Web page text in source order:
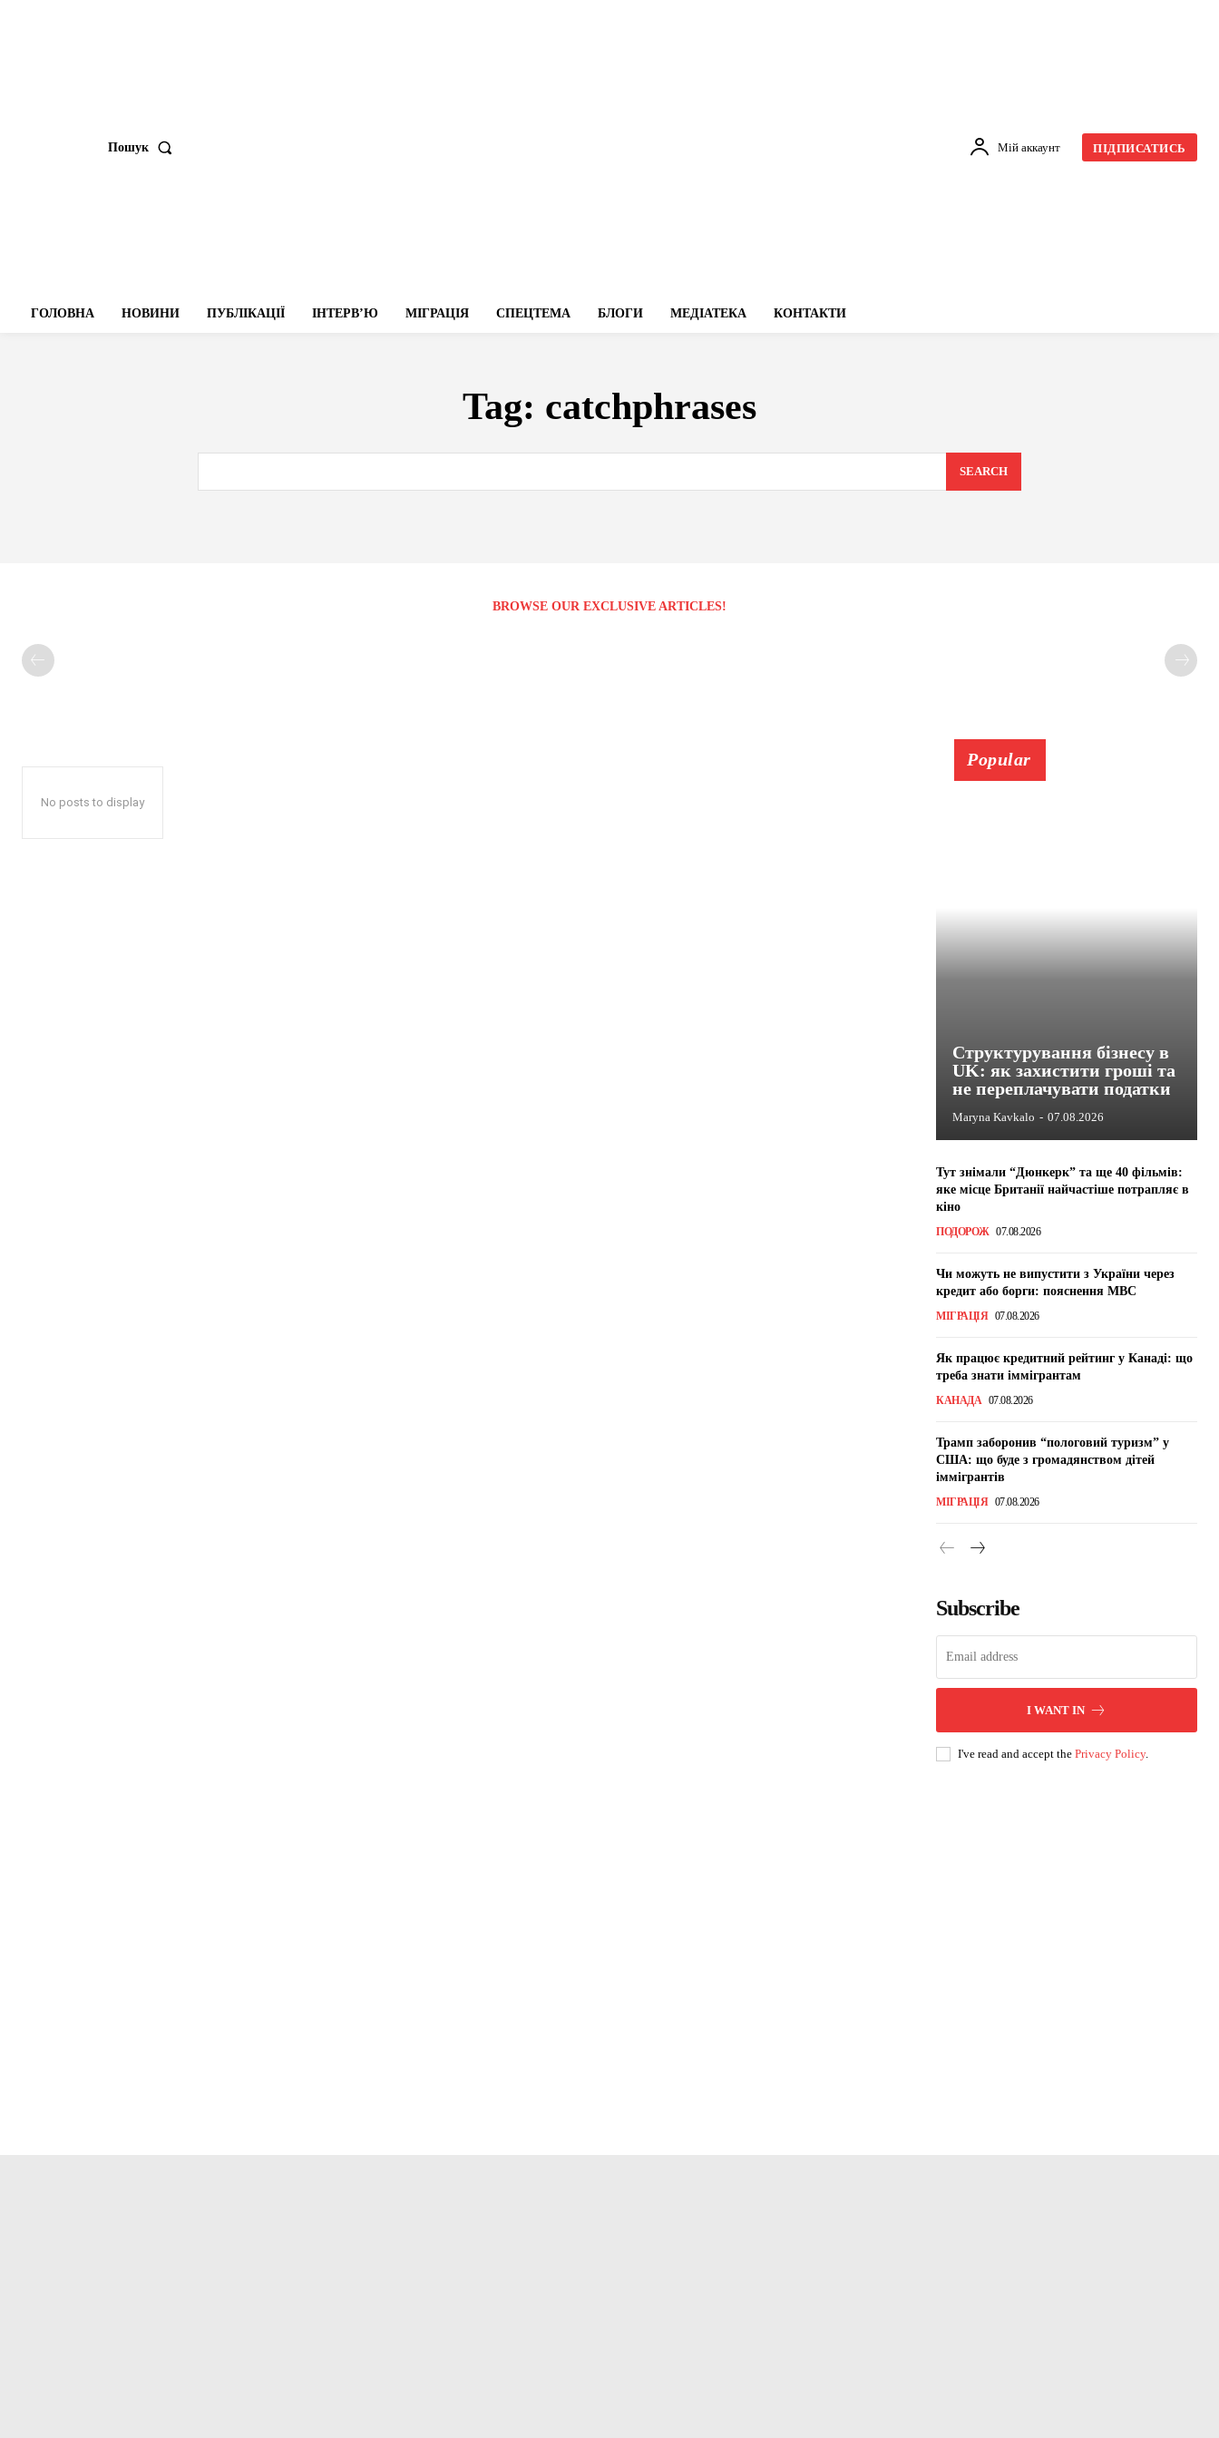
Пошук Мій аккаунт ПІДПИСАТИСЬ
ГОЛОВНА НОВИНИ ПУБЛІКАЦІЇ ІНТЕРВʼЮ МІГРАЦІЯ СПЕЦТЕМА БЛОГИ МЕДІАТЕКА КОНТАКТИ
Tag: catchphrases
SEARCH
BROWSE OUR EXCLUSIVE ARTICLES!
No posts to display
Popular
Структурування бізнесу в
UK: як захистити гроші та
не переплачувати податки
Maryna Kavkalo - 07.08.2026
Тут знімали “Дюнкерк” та ще 40 фільмів:
яке місце Британії найчастіше потрапляє в
кіно
ПОДОРОЖ 07.08.2026
Чи можуть не випустити з України через
кредит або борги: пояснення МВС
МІГРАЦІЯ 07.08.2026
Як працює кредитний рейтинг у Канаді: що
треба знати іммігрантам
КАНАДА 07.08.2026
Трамп заборонив “пологовий туризм” у
США: що буде з громадянством дітей
іммігрантів
МІГРАЦІЯ 07.08.2026
Subscribe
I WANT IN
I've read and accept the Privacy Policy.